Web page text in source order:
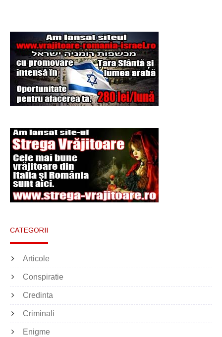
pentru un ritual de
magie neagră
CATEGORII
Articole
Conspiratie
Credinta
Criminali
Enigme